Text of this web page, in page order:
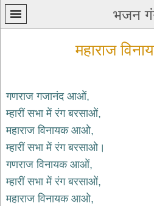
भजन
प्रथम
पन्ना
home
कृष्ण
भजन
krishna
bhajans
महाराज
गणराज गजानंद आओं,
म्हारीं सभा में रंग बरसाओं,
महाराज विनायक आओ,
म्हारीं सभा में रंग बरसाओ।
गणराज विनायक आओं,
म्हारीं सभा में रंग बरसाओं,
महाराज विनायक आओ,